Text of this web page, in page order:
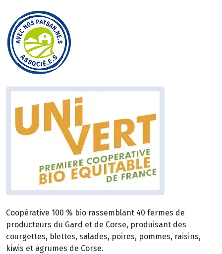
Coopérative 100 % bio rassemblant 40 fermes de
producteurs du Gard et de Corse, produisant des
courgettes, blettes, salades, poires, pommes, raisins,
kiwis et agrumes de Corse.